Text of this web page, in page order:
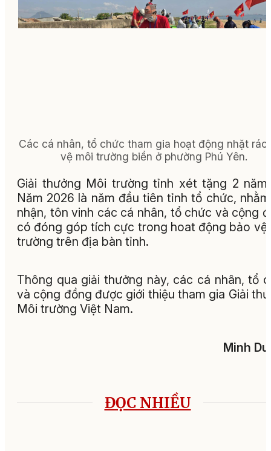
Các cá nhân, tổ chức tham gia hoạt động nhặt rác
vệ môi trường biển ở phường Phú Yên.
Giải thưởng Môi trường tỉnh xét tặng 2
Năm 2026 là năm đầu tiên tỉnh tổ chức,
nhận, tôn vinh các cá nhân, tổ chức và cộng
có đóng góp tích cực trong hoat động bảo vệ
trường trên địa bàn tỉnh.
Thông qua giải thưởng này, các cá nhân, tổ
và cộng đồng được giới thiệu tham gia Giải
Môi trường Việt Nam.
Minh
ĐỌC NHIỀU